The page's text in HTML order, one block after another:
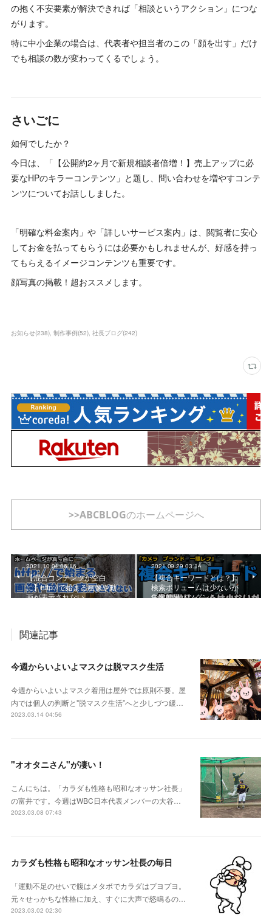
の抱く不安要素が解決できれば「相談というアクション」につな
がります。
特に中小企業の場合は、代表者や担当者のこの「顔を出す」だけ
でも相談の数が変わってくるでしょう。
さいごに
如何でしたか？
今日は、「【公開約2ヶ月で新規相談者倍増！】売上アップに必
要なHPのキラーコンテンツ」と題し、問い合わせを増やすコンテ
ンツについてお話ししました。
「明確な料金案内」や「詳しいサービス案内」は、閲覧者に安心
してお金を払ってもらうには必要かもしれませんが、好感を持っ
てもらえるイメージコンテンツも重要です。
顔写真の掲載！超おススメします。
お知らせ(238) 制作事例(52) 社長ブログ(242)
>>ABCBLOGのホームページへ
2021.10.04 06:16
【混合コンテンツが空白
に】http://で始まる画像や動
画が表示されない
2021.09.29 03:14
【複合キーワードとは？】
検索ボリュームは少ないが
集客効果バツグン！
関連記事
今週からいよいよマスクは脱マスク生活
今週からいよいよマスク着用は屋外では原則不要。屋
内では個人の判断と"脱マスク生活”へと少しづつ緩…
2023.03.14 04:56
"オオタニさん"が凄い！
こんにちは。「カラダも性格も昭和なオッサン社長」
の富井です。今週はWBC日本代表メンバーの大谷…
2023.03.08 07:43
カラダも性格も昭和なオッサン社長の毎日
「運動不足のせいで腹はメタボでカラダはプヨプヨ。
元々せっかちな性格に加え、すぐに大声で怒鳴るの…
2023.03.02 02:30